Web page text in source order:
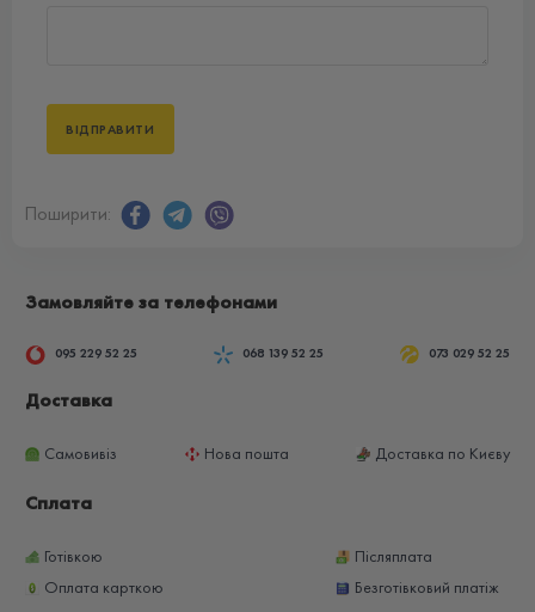
Поширити:
Замовляйте за телефонами
095 229 52 25 068 139 52 25 073 029 52 25
Доставка
Самовивіз Нова пошта Доставка по Києву
Сплата
Готівкою
Післяплата
Оплата карткою
Безготівковий платіж